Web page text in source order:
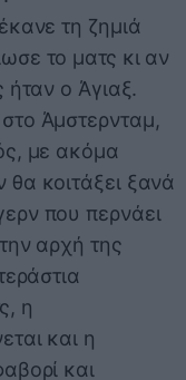
τη ζημιά
το ματς κι αν
ήταν ο Άγιαξ.
Άμστερνταμ,
με ακόμα
θα κοιτάξει ξανά
που περνάει
αρχή της
η
και η
και